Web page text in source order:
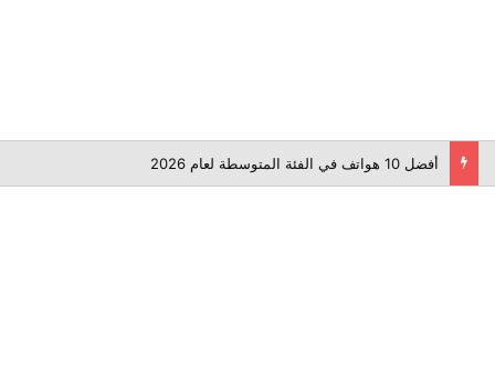
أفضل 10 هواتف في الفئة المتوسطة لعام 2026